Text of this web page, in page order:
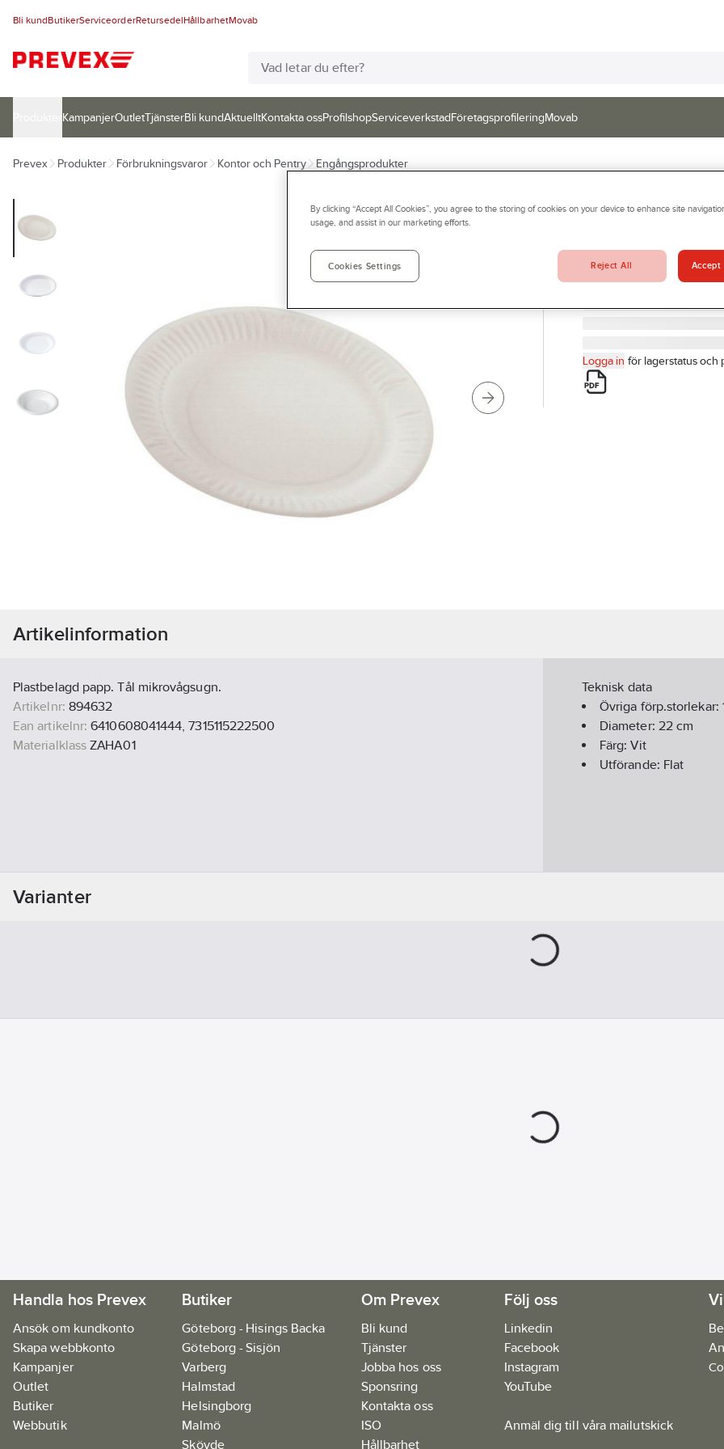
Bli kundButikerServiceorderRetursedelHållbarhetMovab
KampanjerOutletTjänsterBli kundAktuelltKontakta ossProfilshopServiceverkstadFöretagsprofileringMovab
Prevex Produkter Förbrukningsvaror Kontor och Pentry Engångsprodukter
Engångstallrik
Artikelnr: 894632
Logga in för lagerstatus och
Artikelinformation
Plastbelagd papp. Tål mikrovågsugn.
Artikelnr: 894632
Ean artikelnr: 6410608041444, 7315115222500
Materialklass ZAHA01
Teknisk data
Övriga förp.storlekar:
Diameter: 22cm
Färg:Vit
Utförande: Flat
Varianter
Handla hos Prevex
Ansök om kundkonto
Skapa webbkonto
Kampanjer
Outlet
Butiker
Webbutik
Butiker
Göteborg - Hisings Backa
Göteborg - Sisjön
Varberg
Halmstad
Helsingborg
Malmö
Skövde
Om Prevex
Bli kund
Tjänster
Jobba hos oss
Sponsring
Kontakta oss
ISO
Hållbarhet
Följ oss
Linkedin
Facebook
Instagram
YouTube
Anmäl dig till våra mailutskick
By clicking “Accept All Cookies”, you agree to the storing of cookies on your device to enhance site
usage, and assist in our marketing efforts.
Cookies Settings Reject All Accept